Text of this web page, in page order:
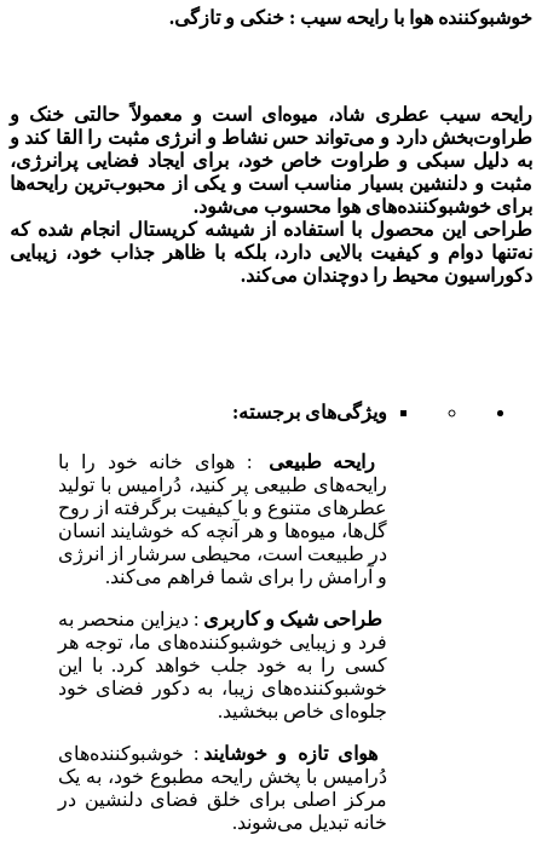
خوشبوکننده هوا با رایحه سیب : خنکی و تازگی.
رایحه سیب عطری شاد، میوه‌ای است و معمولاً حالتی خنک و
طراوت‌بخش دارد و می‌تواند حس نشاط و انرژی مثبت را القا کند و
به دلیل سبکی و طراوت خاص خود، برای ایجاد فضایی پرانرژی،
مثبت و دلنشین بسیار مناسب است و یکی از محبوب‌ترین رایحه‌ها
برای خوشبوکننده‌های هوا محسوب می‌شود.
طراحی این محصول با استفاده از شیشه کریستال انجام شده که
نه‌تنها دوام و کیفیت بالایی دارد، بلکه با ظاهر جذاب خود، زیبایی
دکوراسیون محیط را دوچندان می‌کند.
ویژگی‌های برجسته:
رایحه طبیعی
: هوای خانه خود را با
رایحه‌های طبیعی پر کنید، دُرامیس با تولید
عطرهای متنوع و با کیفیت برگرفته از روح
گل‌ها‌، میوه‌ها و هر آنچه که خوشایند انسان
در طبیعت است، محیطی سرشار از انرژی
و آرامش را برای شما فراهم می‌کند.
طراحی شیک و کاربری : دیزاین منحصر به
فرد و زیبایی خوشبوکننده‌های ما، توجه هر
کسی را به خود جلب خواهد کرد. با این
خوشبوکننده‌های زیبا، به دکور فضای خود
جلوه‌ای خاص ببخشید.
هوای تازه و خوشایند : خوشبوکننده‌های
دُرامیس با پخش رایحه مطبوع خود، به یک
مرکز اصلی برای خلق فضای دلنشین در
خانه تبدیل می‌شوند.